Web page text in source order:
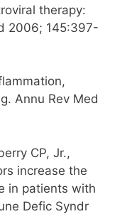
therapy:
2006; 145:397-
Annu Rev Med
CP, Jr.,
increase the
in patients with
Defic Syndr